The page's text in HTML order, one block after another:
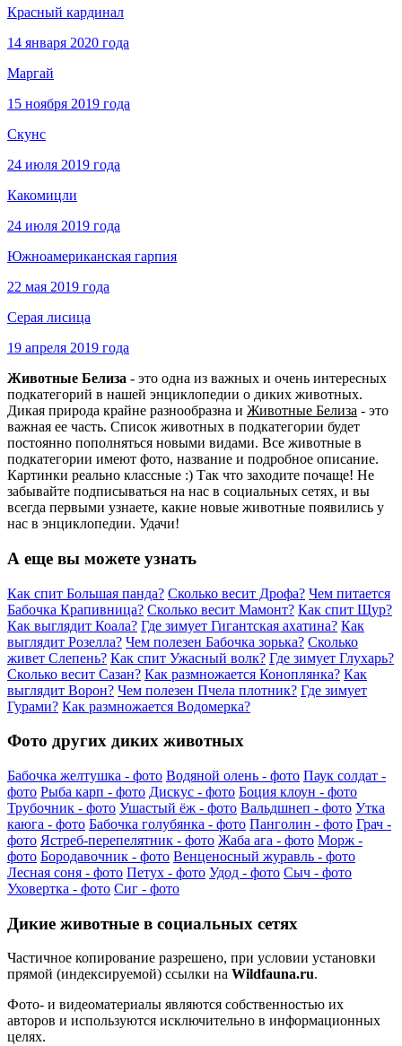
Красный кардинал
14 января 2020 года
Маргай
15 ноября 2019 года
Скунс
24 июля 2019 года
Какомицли
24 июля 2019 года
Южноамериканская гарпия
22 мая 2019 года
Серая лисица
19 апреля 2019 года
Животные Белиза - это одна из важных и очень интересных
подкатегорий в нашей энциклопедии о диких животных.
Дикая природа крайне разнообразна и Животные Белиза - это
важная ее часть. Список животных в подкатегории будет
постоянно пополняться новыми видами. Все животные в
подкатегории имеют фото, название и подробное описание.
Картинки реально классные :) Так что заходите почаще! Не
забывайте подписываться на нас в социальных сетях, и вы
всегда первыми узнаете, какие новые животные появились у
нас в энциклопедии. Удачи!
А еще вы можете узнать
Как спит Большая панда? Сколько весит Дрофа? Чем питается
Бабочка Крапивница? Сколько весит Мамонт? Как спит Щур?
Как выглядит Коала? Где зимует Гигантская ахатина? Как
выглядит Розелла? Чем полезен Бабочка зорька? Сколько
живет Слепень? Как спит Ужасный волк? Где зимует Глухарь?
Сколько весит Сазан? Как размножается Коноплянка? Как
выглядит Ворон? Чем полезен Пчела плотник? Где зимует
Гурами? Как размножается Водомерка?
Фото других диких животных
Бабочка желтушка - фото Водяной олень - фото Паук солдат -
фото Рыба карп - фото Дискус - фото Боция клоун - фото
Трубочник - фото Ушастый ёж - фото Вальдшнеп - фото Утка
каюга - фото Бабочка голубянка - фото Панголин - фото Грач -
фото Ястреб-перепелятник - фото Жаба ага - фото Морж -
фото Бородавочник - фото Венценосный журавль - фото
Лесная соня - фото Петух - фото Удод - фото Сыч - фото
Уховертка - фото Сиг - фото
Дикие животные в социальных сетях
Частичное копирование разрешено, при условии установки
прямой (индексируемой) ссылки на Wildfauna.ru.
Фото- и видеоматериалы являются собственностью их
авторов и используются исключительно в информационных
целях.